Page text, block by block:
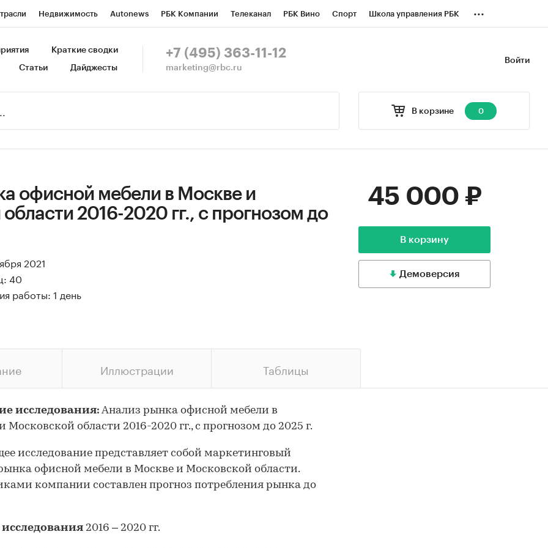
Недвижимость Autonews РБК Компании Телеканал РБК Вино Спорт Школа управления РБК
Спецпроекты СПб Конференции СПб Спецпроекты
...
Войти
Краткие сводки
Статьи Дайджесты
+7 (495) 363-11-12
marketing@rbc.ru
В корзине 0
офисной мебели в Москве и
2016-2020 гг., с прогнозом до
2021
40
работы: 1 день
45 000 ₽
В корзину
Демоверсия
Иллюстрации Таблицы
исследования: Анализ рынка офисной мебели в
Московской области 2016-2020 гг., с прогнозом до 2025 г.
исследование представляет собой маркетинговый
офисной мебели в Москве и Московской области.
компании составлен прогноз потребления рынка до
2016 – 2020 гг.